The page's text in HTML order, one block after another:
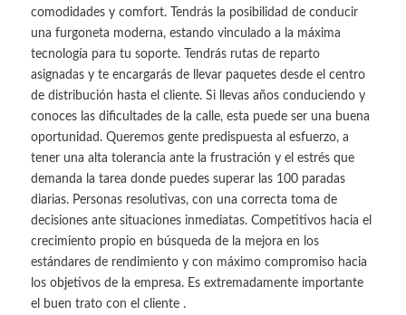
comodidades y comfort. Tendrás la posibilidad de conducir
una furgoneta moderna, estando vinculado a la máxima
tecnología para tu soporte. Tendrás rutas de reparto
asignadas y te encargarás de llevar paquetes desde el centro
de distribución hasta el cliente. Si llevas años conduciendo y
conoces las dificultades de la calle, esta puede ser una buena
oportunidad. Queremos gente predispuesta al esfuerzo, a
tener una alta tolerancia ante la frustración y el estrés que
demanda la tarea donde puedes superar las 100 paradas
diarias. Personas resolutivas, con una correcta toma de
decisiones ante situaciones inmediatas. Competitivos hacia el
crecimiento propio en búsqueda de la mejora en los
estándares de rendimiento y con máximo compromiso hacia
los objetivos de la empresa. Es extremadamente importante
el buen trato con el cliente .